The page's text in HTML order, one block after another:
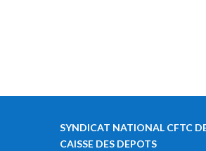
SYNDICAT NATIONAL CFTC
CAISSE DES DEPOTS